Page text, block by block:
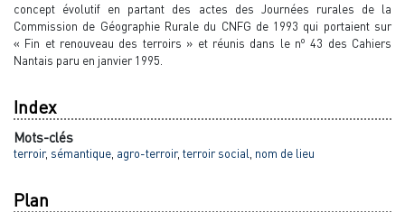
concept évolutif en partant des actes des Journées rurales de la
Commission de Géographie Rurale du CNFG de 1993 qui portaient sur
« Fin et renouveau des terroirs » et réunis dans le no 43 des Cahiers
Nantais paru en janvier 1995.
Index
Mots-clés
terroir, sémantique agro-terroir, terroir social nom de lieu
Plan